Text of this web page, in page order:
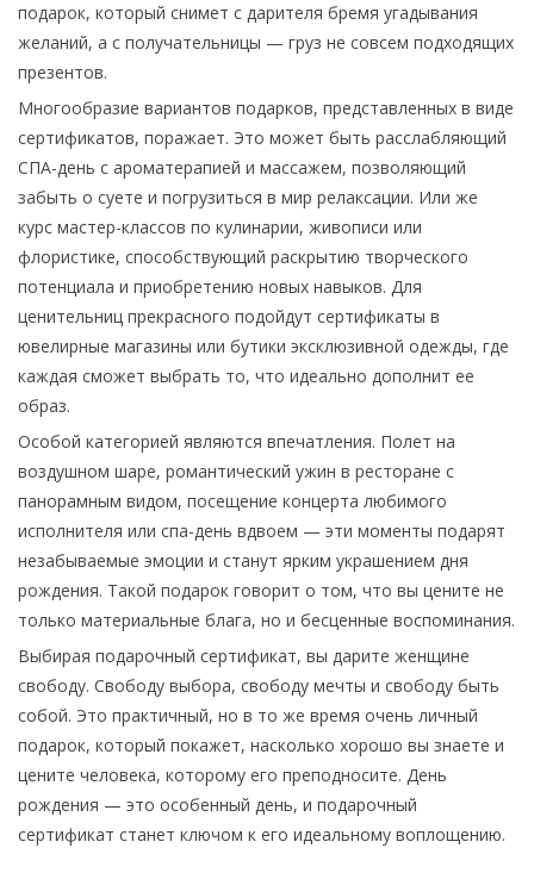
подарок, который снимет с дарителя бремя угадывания
желаний, а с получательницы — груз не совсем подходящих
презентов.
Многообразие вариантов подарков, представленных в виде
сертификатов, поражает. Это может быть расслабляющий
СПА-день с ароматерапией и массажем, позволяющий
забыть о суете и погрузиться в мир релаксации. Или же
курс мастер-классов по кулинарии, живописи или
флористике, способствующий раскрытию творческого
потенциала и приобретению новых навыков. Для
ценительниц прекрасного подойдут сертификаты в
ювелирные магазины или бутики эксклюзивной одежды, где
каждая сможет выбрать то, что идеально дополнит ее
образ.
Особой категорией являются впечатления. Полет на
воздушном шаре, романтический ужин в ресторане с
панорамным видом, посещение концерта любимого
исполнителя или спа-день вдвоем — эти моменты подарят
незабываемые эмоции и станут ярким украшением дня
рождения. Такой подарок говорит о том, что вы цените не
только материальные блага, но и бесценные воспоминания.
Выбирая подарочный сертификат, вы дарите женщине
свободу. Свободу выбора, свободу мечты и свободу быть
собой. Это практичный, но в то же время очень личный
подарок, который покажет, насколько хорошо вы знаете и
цените человека, которому его преподносите. День
рождения — это особенный день, и подарочный
сертификат станет ключом к его идеальному воплощению.